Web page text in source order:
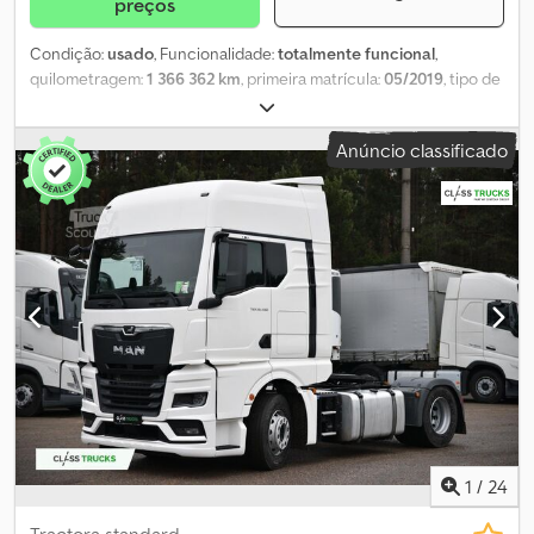
preços
Condição:usado, Funcionalidade:totalmente funcional,
quilometragem:1 366 362 km, primeira matrícula:05/2019, tipo de
, número de lugares:
Euro 6, cor:azul, tamanho do pneu:315/80 R22.5, Ano de fabrico:
2019, número da máquina/veículo:WMARR4ZZ7JC024384,
Equipamento: ABS, ar condicionado, casa de banho, controlo
de velocidade de cruzeiro
, Informa-se que os documentos do
veículo são espanhóis. Em caso de venda em Itália, a
nacionalização e o registo ficam a cargo do cliente comprador.
Cjdpfsynmafox Ag Serf O veículo está disponível ao preço de
Compra Imediata ou é possível enviar a sua proposta e iniciar uma
negociação.
Anúncio classificado
1 / 24